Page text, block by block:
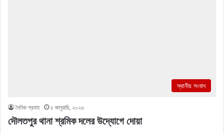
স্থানীয় সংবাদ
দৈনিক প্রবাহ ৫ জানুয়ারি, ২০২৬
দৌলতপুর থানা শ্রমিক দলের উদ্যোগে দোয়া